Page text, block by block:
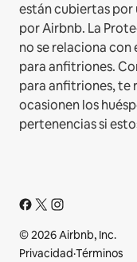
están cubiertas
por Airbnb. La
no se relaciona
para anfitriones.
para anfitriones, te
ocasionen los
pertenencias si
© 2026 Airbnb, Inc.
Privacidad·Términos